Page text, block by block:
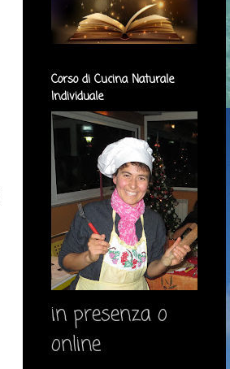
Corso di Cucina Naturale
Individuale
in presenza o
online